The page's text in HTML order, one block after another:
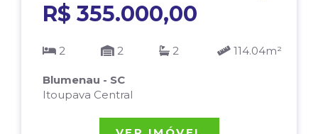
R$ 355.000,00
2 2 2 114.04m²
Blumenau - SC
Itoupava Central